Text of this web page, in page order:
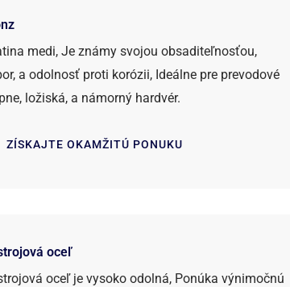
medi, Je známy svojou obsaditeľnosťou,
a odolnosť proti korózii, Ideálne pre prevodové
ložiská, a námorný hardvér.
ZÍSKAJTE OKAMŽITÚ PONUKU
oceľ
oceľ je vysoko odolná, Ponúka výnimočnú